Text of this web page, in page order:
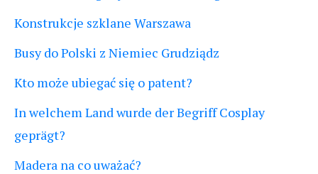
Konstrukcje szklane Warszawa
Busy do Polski z Niemiec Grudziądz
Kto może ubiegać się o patent?
In welchem Land wurde der Begriff Cosplay
geprägt?
Madera na co uważać?